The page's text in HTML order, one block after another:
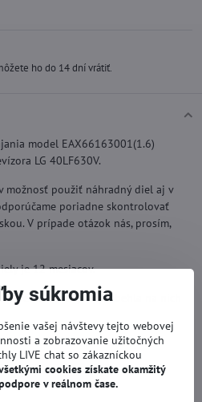
ho do 14 dní vrátiť.
model EAX66163001(1.6)
LG 40LF630V.
možnosť použiť náhradný diel aj v
poriadne skontrolovať
V prípade otázok nás, prosím,
je 12 mesiacov.
od výroby. Neprebehla na nich
Zdroje | LG TV
súkromia
vašej návštevy tejto webovej
a zobrazovanie užitočných
LIVE chat so zákazníckou
cookies získate okamžitý
v reálnom čase.